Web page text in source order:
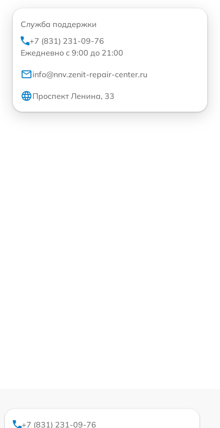
Служба поддержки
+7 (831) 231-09-76
Ежедневно с 9:00 до 21:00
info@nnv.zenit-repair-center.ru
Проспект Ленина, 33
+7 (831) 231-09-76